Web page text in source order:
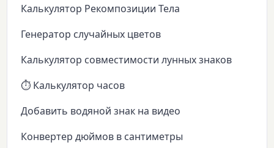
Калькулятор Рекомпозиции Тела
Генератор случайных цветов
Калькулятор совместимости лунных знаков
⏱️ Калькулятор часов
Добавить водяной знак на видео
Конвертер дюймов в сантиметры